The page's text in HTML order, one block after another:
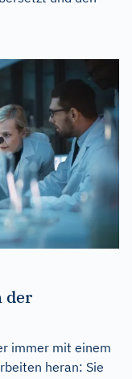
der
immer mit einem
heran: Sie